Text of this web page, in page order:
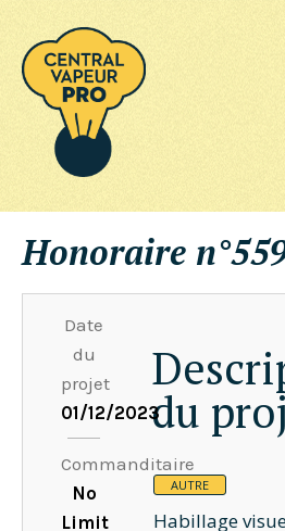
Honoraire
Date
du
projet
01/12/2023
Commanditaire
No
Limit
du
AUTRE
Habillage